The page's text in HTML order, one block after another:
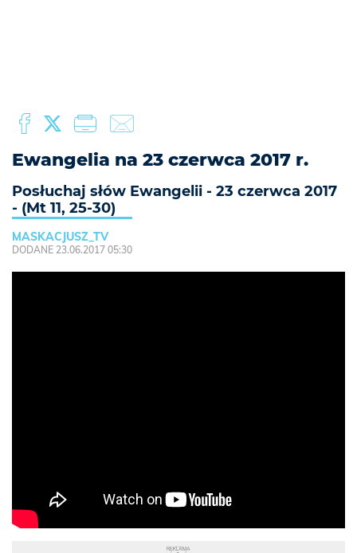
Ewangelia na 23 czerwca 2017 r.
Posłuchaj słów Ewangelii - 23 czerwca 2017
- (Mt 11, 25-30)
MASKACJUSZ_TV
DODANE 23.06.2017 05:30
REKLAMA